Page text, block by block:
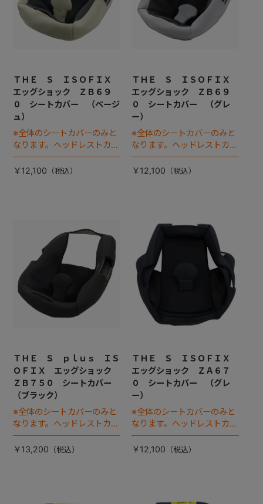
ＴＨＥ Ｓ ＩＳＯＦＩＸ
エッグショック ＺＢ６９
０ シートカバー （ベージ
ュ）
※全体のシートカバーのみと
なります。ヘッドレストカバ
ーは別売りです。
￥12,100
ＴＨＥ Ｓ ＩＳＯＦＩＸ
エッグショック ＺＢ６９
０ シートカバー （グレ
ー）
※全体のシートカバーのみと
なります。ヘッドレストカバ
ーは別売りです。
￥12,100
ＴＨＥ Ｓ ｐｌｕｓ ＩＳ
ＯＦＩＸ エッグショック
ＺＢ７５０ シートカバー
（ブラック）
※全体のシートカバーのみと
なります。ヘッドレストカバ
ーは別売りです。
￥13,200
ＴＨＥ Ｓ ＩＳＯＦＩＸ
エッグショック ＺＡ６７
０ シートカバー （グレ
ー）
※全体のシートカバーのみと
なります。ヘッドレストカバ
ーは別売りです。
￥12,100